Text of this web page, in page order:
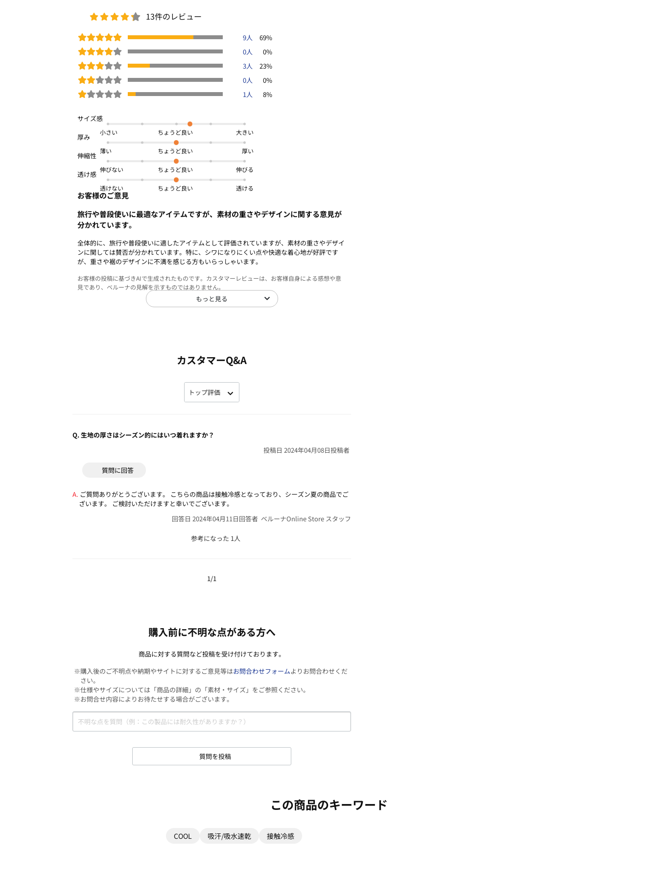
13件のレビュー
9人
69%
0人
0%
3人
23%
0人
0%
1人
8%
小さい 大きい
薄い 厚い
伸びない 伸びる
透けない 透ける
お客様のご意見
旅行や普段使いに最適なアイテムですが、素材の重さやデザインに関する意見が
分かれています。
全体的に、旅行や普段使いに適したアイテムとして評価されていますが、素材の重さやデザイ
ンに関しては賛否が分かれています。特に、シワになりにくい点や快適な着心地が好評です
が、重さや裾のデザインに不満を感じる方もいらっしゃいます。
お客様の投稿に基づきAIで生成されたものです。カスタマーレビューは、お客様自身による感想や意
見であり、ベルーナの見解を示すものではありません。
もっと見る
カスタマーQ&A
Q.生地の厚さはシーズン的にはいつ着れますか？
投稿者
投稿日 2024年04月08日
ご質問ありがとうございます。
こちらの商品は接触冷感となっており、シーズン夏の商品でご
ざいます。
ご検討いただけますと幸いでございます。
回答者 ベルーナOnline Store スタッフ
回答日 2024年04月11日
参考になった 1人
質問に回答
1/1
購入前に不明な点がある方へ
商品に対する質問など投稿を受け付けております。
※購入後のご不明点や納期やサイトに対するご意見等はお問合わせフォームよりお問合わせくだ
さい。
※仕様やサイズについては「商品の詳細」の「素材・サイズ」をご参照ください。
※お問合せ内容によりお待たせする場合がございます。
質問を投稿
この商品のキーワード
COOL 吸汗/吸水速乾 接触冷感